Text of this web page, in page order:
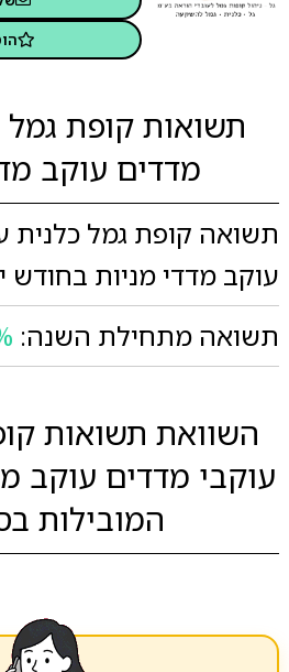
תשואות קופת גמל
מדדים עוקב
תשואה קופת גמל כלנית
עוקב מדדי מניות בחודש
תשואה מתחילת השנה:
השוואת תשואות
עוקבי מדדים עוקב
המובילות